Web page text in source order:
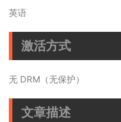
英语
激活方式
无 DRM（无保护）
文章描述